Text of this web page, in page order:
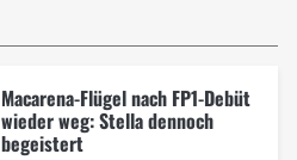
Macarena-Flügel nach FP1-Debüt
wieder weg: Stella dennoch
begeistert